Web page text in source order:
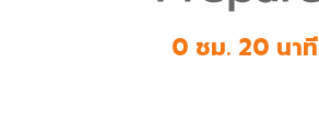
0 ชม. 20 นาที